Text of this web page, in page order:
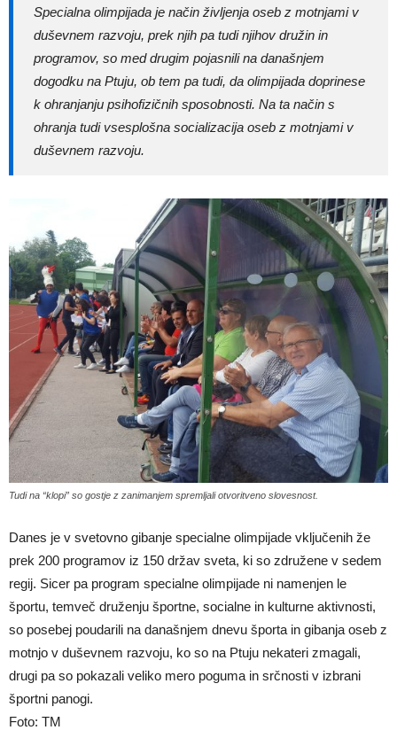
Specialna olimpijada je način življenja oseb z motnjami v
duševnem razvoju, prek njih pa tudi njihov družin in
programov, so med drugim pojasnili na današnjem
dogodku na Ptuju, ob tem pa tudi, da olimpijada doprinese
k ohranjanju psihofizičnih sposobnosti. Na ta način s
ohranja tudi vsesplošna socializacija oseb z motnjami v
duševnem razvoju.
Tudi na “klopi” so gostje z zanimanjem spremljali otvoritveno slovesnost.
Danes je v svetovno gibanje specialne olimpijade vključenih že
prek 200 programov iz 150 držav sveta, ki so združene v sedem
regij. Sicer pa program specialne olimpijade ni namenjen le
športu, temveč druženju športne, socialne in kulturne aktivnosti,
so posebej poudarili na današnjem dnevu športa in gibanja oseb z
motnjo v duševnem razvoju, ko so na Ptuju nekateri zmagali,
drugi pa so pokazali veliko mero poguma in srčnosti v izbrani
športni panogi.
Foto: TM